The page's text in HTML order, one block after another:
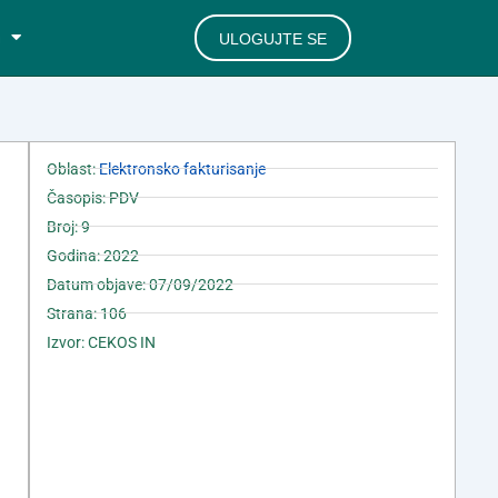
ULOGUJTE SE
Oblast:Elektronsko fakturisanje
Časopis: PDV
Broj: 9
Godina: 2022
Datum objave: 07/09/2022
Strana: 106
Izvor: CEKOS IN